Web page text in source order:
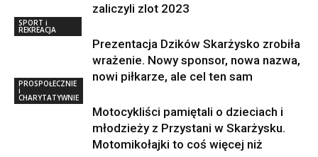
zaliczyli zlot 2023
SPORT i
REKREACJA
Prezentacja Dzików Skarżysko zrobiła
wrażenie. Nowy sponsor, nowa nazwa,
nowi piłkarze, ale cel ten sam
PROSPOŁECZNIE
i
CHARYTATYWNIE
Motocykliści pamiętali o dzieciach i
młodzieży z Przystani w Skarżysku.
Motomikołajki to coś więcej niż